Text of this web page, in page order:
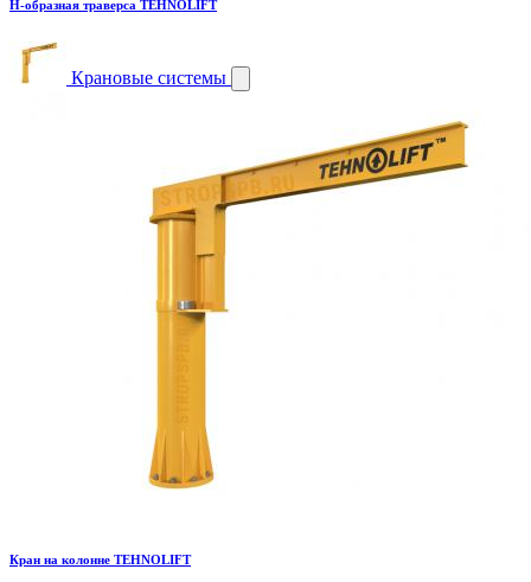
H-образная траверса TEHNOLIFT
Крановые системы
Кран на колонне TEHNOLIFT